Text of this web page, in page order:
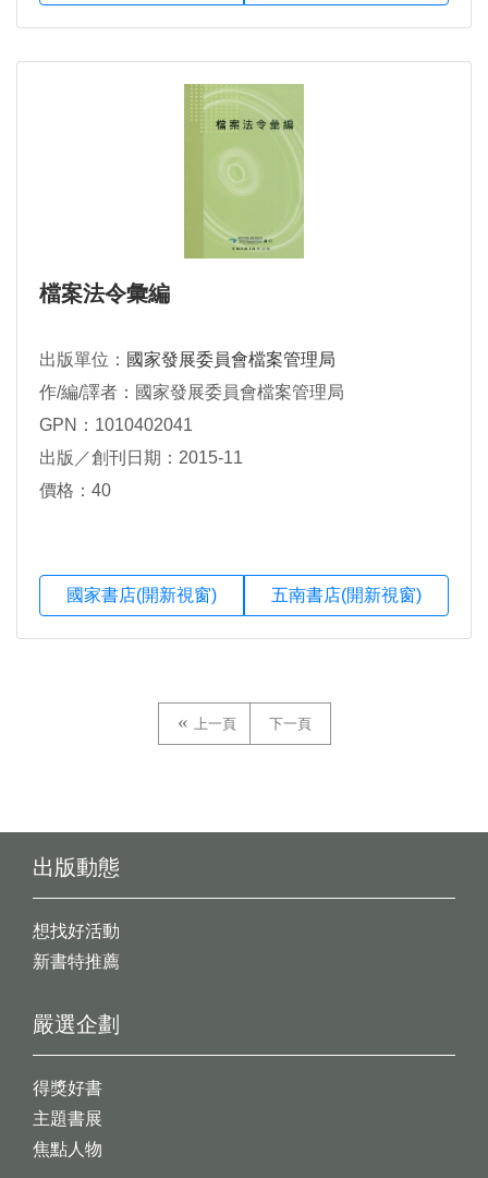
檔案法令彙編
出版單位： 國家發展委員會檔案管理局
作/編/譯者：國家發展委員會檔案管理局
GPN：1010402041
出版／創刊日期：2015-11
價格：40
國家書店(開新視窗) 五南書店(開新視窗)
上一頁 下一頁
出版動態
想找好活動
新書特推薦
嚴選企劃
得獎好書
主題書展
焦點人物